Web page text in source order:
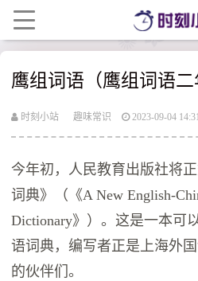
鹰组词语（鹰组词语二
时刻小站 趣味常识 2023-09-04
今年初，人民教育出版社将
词典》（《A New English-
Dictionary》）。这是一本可
语词典，编写者正是上海外
的伙伴们。